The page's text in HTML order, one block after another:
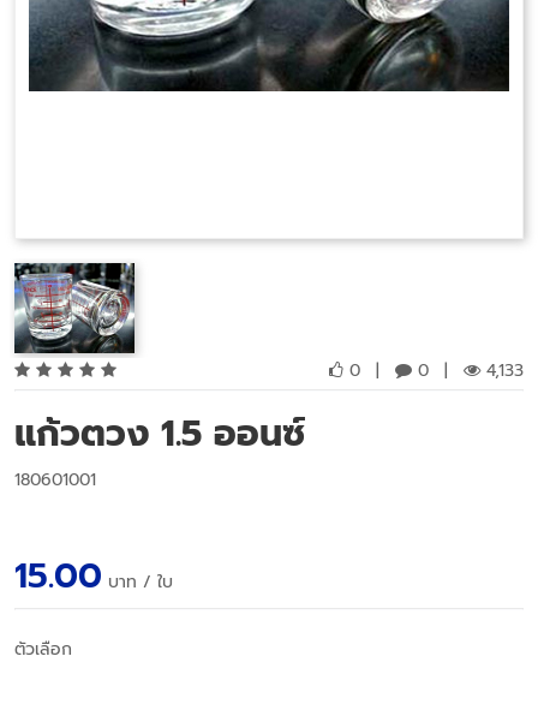
0 | 0 | 4,133
แก้วตวง 1.5 ออนซ์
180601001
15.00 บาท / ใบ
ตัวเลือก